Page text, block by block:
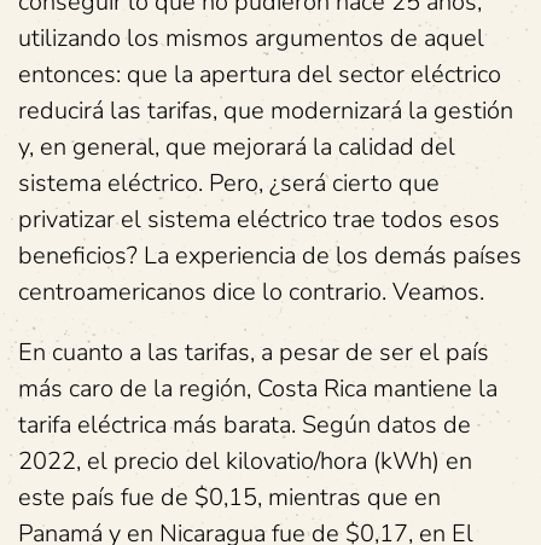
utilizando los mismos argumentos de aquel
entonces: que la apertura del sector eléctrico
reducirá las tarifas, que modernizará la gestión
y, en general, que mejorará la calidad del
sistema eléctrico. Pero, ¿será cierto que
privatizar el sistema eléctrico trae todos esos
beneficios? La experiencia de los demás países
centroamericanos dice lo contrario. Veamos.
En cuanto a las tarifas, a pesar de ser el país
más caro de la región, Costa Rica mantiene la
tarifa eléctrica más barata. Según datos de
2022, el precio del kilovatio/hora (kWh) en
este país fue de $0,15, mientras que en
Panamá y en Nicaragua fue de $0,17, en El